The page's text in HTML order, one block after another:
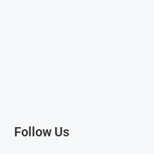
Follow Us